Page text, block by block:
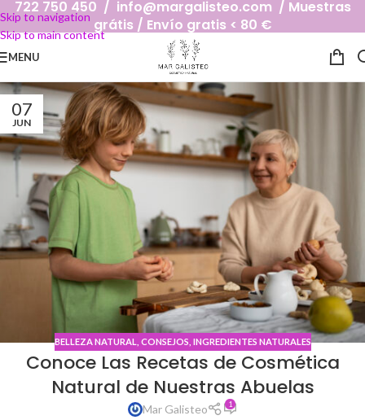
Skip to navigation
Skip to main content
722 750 450 / info@margalisteo.com / Muestras
grátis / Envío gratis < 80 €
MENU
07
JUN
BELLEZA NATURAL CONSEJOS INGREDIENTES NATURALES
Conoce Las Recetas de Cosmética
Natural de Nuestras Abuelas
Mar Galisteo 1